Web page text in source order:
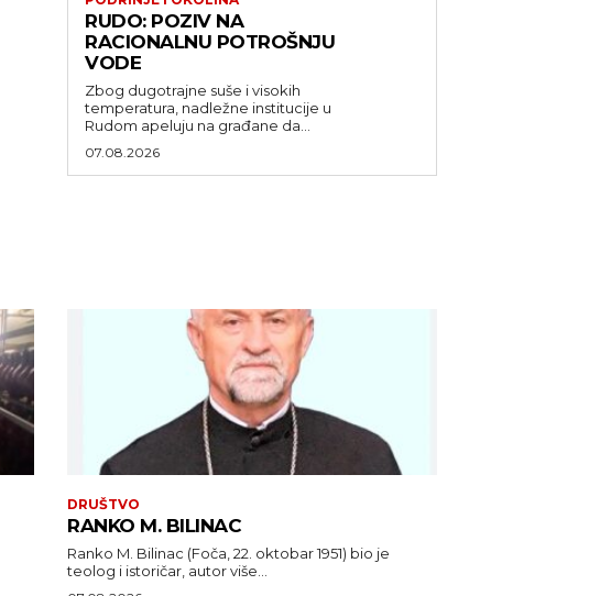
RUDO: POZIV NA
RACIONALNU POTROŠNJU
VODE
Zbog dugotrajne suše i visokih
temperatura, nadležne institucije u
Rudom apeluju na građane da...
07.08.2026
DRUŠTVO
RANKO M. BILINAC
Ranko M. Bilinac (Foča, 22. oktobar 1951) bio je
teolog i istoričar, autor više...